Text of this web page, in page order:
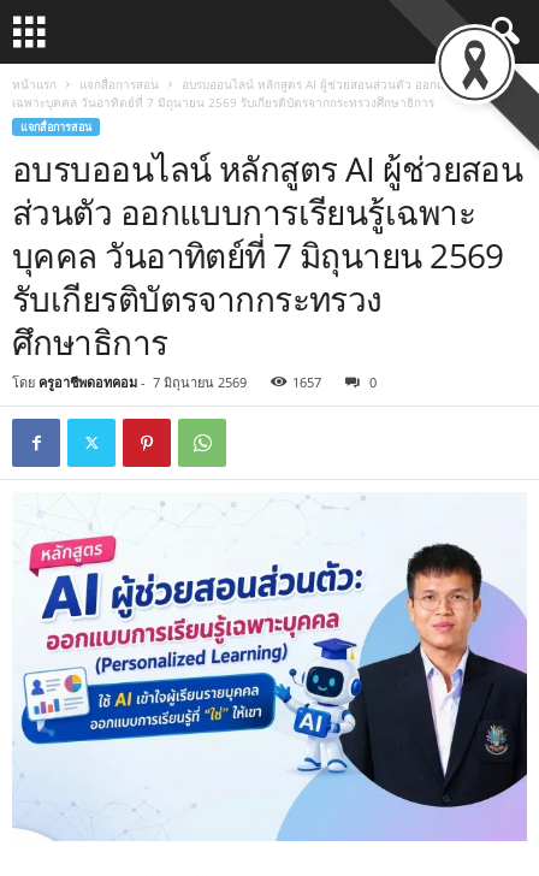
หน้าแรก แจกสื่อการสอน
อบรบออนไลน์ หลักสูตร AI ผู้ช่วยสอนส่วนตัว ออกแบบการเรียนรู้
เฉพาะบุคคล วันอาทิตย์ที่ 7 มิถุนายน 2569 รับเกียรติบัตรจากกระทรวงศึกษาธิการ
แจกสื่อการสอน
อบรบออนไลน์ หลักสูตร AI ผู้ช่วยสอน
ส่วนตัว ออกแบบการเรียนรู้เฉพาะ
บุคคล วันอาทิตย์ที่ 7 มิถุนายน 2569
รับเกียรติบัตรจากกระทรวง
ศึกษาธิการ
โดย ครูอาชีพดอทคอม - 7 มิถุนายน 2569 1657 0